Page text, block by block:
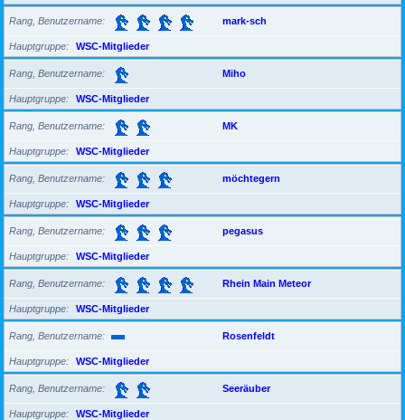
Rang, Benutzername mark-sch
Hauptgruppe WSC-Mitglieder
Rang, Benutzername Miho
Hauptgruppe WSC-Mitglieder
Rang, Benutzername MK
Hauptgruppe WSC-Mitglieder
Rang, Benutzername möchtegern
Hauptgruppe WSC-Mitglieder
Rang, Benutzername pegasus
Hauptgruppe WSC-Mitglieder
Rang, Benutzername Rhein Main Meteor
Hauptgruppe WSC-Mitglieder
Rang, Benutzername Rosenfeldt
Hauptgruppe WSC-Mitglieder
Rang, Benutzername Seeräuber
Hauptgruppe WSC-Mitglieder